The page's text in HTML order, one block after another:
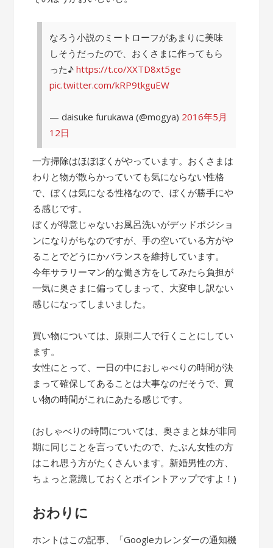
なろう小説のミートローフがあまりに美味
しそうだったので、おくさまに作ってもら
った♪https://t.co/XXTD8xt5ge
pic.twitter.com/kRP9tkguEW
— daisuke furukawa (@mogya) 2016年5月
12日
一方掃除はほぼぼくがやっています。おくさまは
わりと物が散らかっていても気にならない性格
で、ぼくは気になる性格なので、ぼくが勝手にや
る感じです。
ぼくが得意じゃないお風呂洗いがデッドポジショ
ンになりがちなのですが、手の空いている方がや
ることでどうにかバランスを維持しています。
今年サラリーマン的な働き方をしてみたら負担が
一気に奥さまに偏ってしまって、大変申し訳ない
感じになってしまいました。
買い物については、原則二人で行くことにしてい
ます。
女性にとって、一日の中におしゃべりの時間が決
まって確保してあることは大事なのだそうで、買
い物の時間がこれにあたる感じです。
(おしゃべりの時間については、奥さまと妹が非同
期に同じことを言っていたので、たぶん女性の方
はこれ思う方がたくさんいます。新婚男性の方、
ちょっと意識しておくとポイントアップですよ！)
おわりに
ホントはこの記事、「Googleカレンダーの通知機